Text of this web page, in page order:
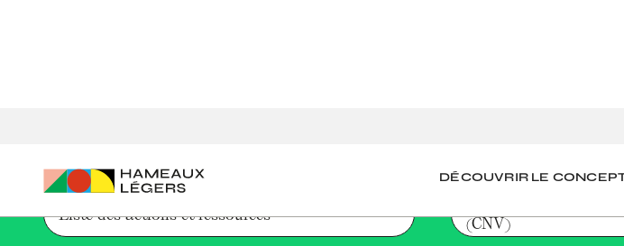
DÉCOUVRIR LE
Liste des actions et ressources
(CNV)